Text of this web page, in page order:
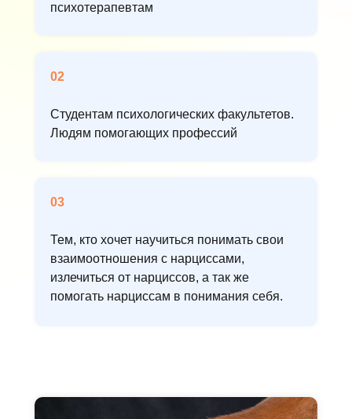
психотерапевтам
02
Студентам психологических факультетов.
Людям помогающих профессий
03
Тем, кто хочет научиться понимать свои
взаимоотношения с нарциссами,
излечиться от нарциссов, а так же
помогать нарциссам в понимания себя.